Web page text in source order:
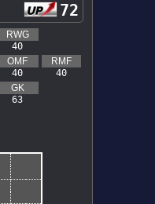
72
RWG
40
OMF
40
RMF
40
GK
63